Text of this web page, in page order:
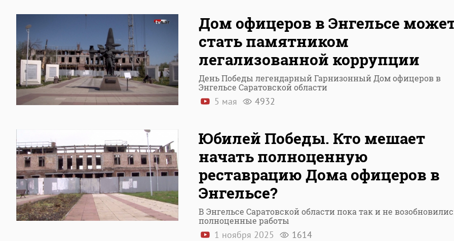
Дом офицеров в Энгельсе
стать памятником
легализованной коррупции
День Победы легендарный Гарнизонный Дом офицеров в
Энгельсе Саратовской области
5 мая 4932
Юбилей Победы. Кто мешает
начать полноценную
реставрацию Дома офицеров в
Энгельсе?
В Энгельсе Саратовской области пока так и не
полноценные работы
1 ноября 2025 1614